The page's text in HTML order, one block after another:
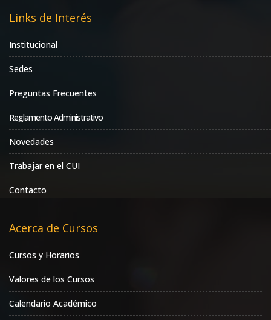
Links de Interés
Institucional
Sedes
Preguntas Frecuentes
Reglamento Administrativo
Novedades
Trabajar en el CUI
Contacto
Acerca de Cursos
Cursos y Horarios
Valores de los Cursos
Calendario Académico